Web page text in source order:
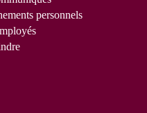
personnels